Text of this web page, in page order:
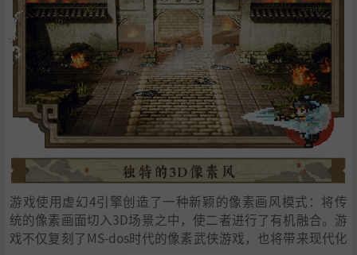
游戏使用虚幻4引擎创造了一种新颖的像素画风模式：将传
统的像素画面切入3D场景之中，使二者进行了有机融合。游
戏不仅复刻了MS-dos时代的像素武侠游戏，也将带来现代化